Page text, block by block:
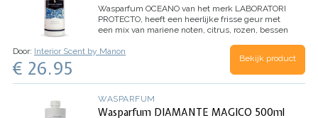
Wasparfum OCEANO van het merk LABORATORI
PROTECTO, heeft een heerlijke frisse geur met
een mix van mariene noten, citrus, rozen, bessen
wasbeurten)
Door: Interior Scent by Manon
€ 26.95 Bekijk product
WASPARFUM
Wasparfum DIAMANTE MAGICO 500ml